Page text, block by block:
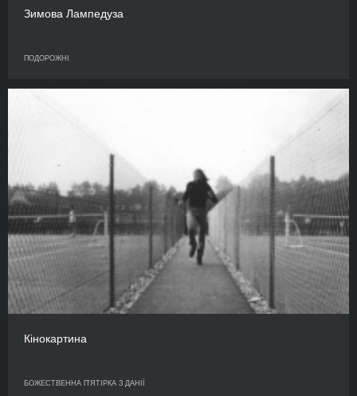
Зимова Лампедуза
ПОДОРОЖНІ
Кінокартина
БОЖЕСТВЕННА П'ЯТІРКА З ДАНІЇ